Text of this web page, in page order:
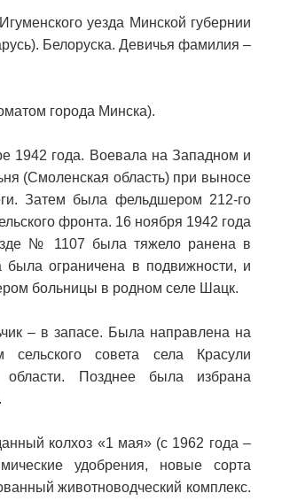
уезда Минской губернии
Белоруска. Девичья фамилия –
города Минска).
1942 года. Воевала на Западном и
(Смоленская область) при выносе
Затем была фельдшером 212-го
фронта. 16 ноября 1942 года
№ 1107 была тяжело ранена в
была ограничена в подвижности, и
больницы в родном селе Шацк.
– в запасе. Была направлена на
сельского совета села Красули
области. Позднее была избрана
колхоз «1 мая» (с 1962 года –
удобрения, новые сорта
животноводческий комплекс.